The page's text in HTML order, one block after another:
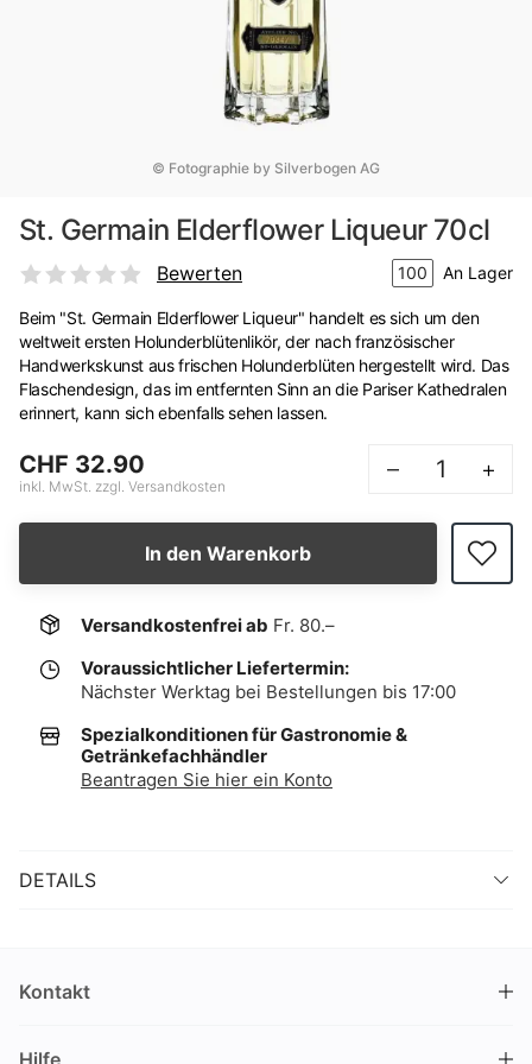
© Fotographie by Silverbogen AG
St. Germain Elderflower Liqueur 70cl
Bewerten 100 An Lager
Beim "St. Germain Elderflower Liqueur" handelt es sich um den
weltweit ersten Holunderblütenlikör, der nach französischer
Handwerkskunst aus frischen Holunderblüten hergestellt wird. Das
Flaschendesign, das im entfernten Sinn an die Pariser Kathedralen
erinnert, kann sich ebenfalls sehen lassen.
CHF 32.90
inkl. MwSt. zzgl. Versandkosten
– +
In den Warenkorb
Versandkostenfrei ab Fr. 80.–
Voraussichtlicher Liefertermin:
Nächster Werktag bei Bestellungen bis 17:00
Spezialkonditionen für Gastronomie &
Getränkefachhändler
Beantragen Sie hier ein Konto
DETAILS
Kontakt
Hilfe